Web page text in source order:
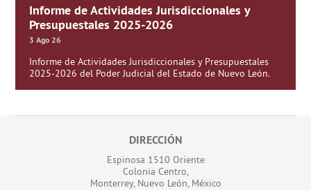
Informe de Actividades Jurisdiccionales y
Presupuestales 2025-2026
3 Ago 26
Informe de Actividades Jurisdiccionales y Presupuestales
2025-2026 del Poder Judicial del Estado de Nuevo León.
DIRECCIÓN
Espinosa 1510 Oriente
Colonia Centro,
Monterrey, Nuevo León, México